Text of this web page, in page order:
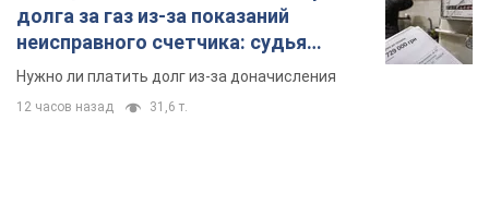
долга за газ из-за показаний
неисправного счетчика: судья
вынес неожиданное решение
Нужно ли платить долг из-за доначисления
12 часов назад 31,6 т.